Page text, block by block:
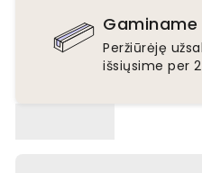
Peržiūrėję
išsiųsime per